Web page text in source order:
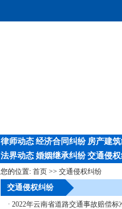
律师动态 经济合同纠纷 房产建
法界动态 婚姻继承纠纷 交通侵
您的位置: 首页>> 交通侵权纠纷
交通侵权纠纷
· 2022年云南省道路交通事故赔偿标